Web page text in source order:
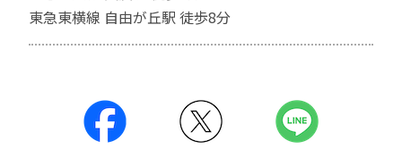
東急東横線 自由が丘駅 徒歩8分